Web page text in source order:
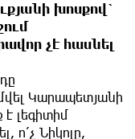
խոսքով`
չէ հասնել
Կարապետյանի
լեգիտիմ
ո՛չ Նիկոլը,